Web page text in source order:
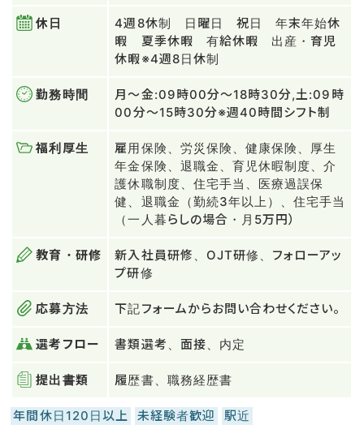
休日
4週8休制 日曜日 祝日 年末年始休
暇 夏季休暇 有給休暇 出産・育児
休暇※4週8日休制
勤務時間
月～金:09時00分～18時30分,土:09時
00分～15時30分※週40時間シフト制
福利厚生
雇用保険、労災保険、健康保険、厚生
年金保険、退職金、育児休暇制度、介
護休職制度、住宅手当、医療過誤保
健、退職金（勤続3年以上）、住宅手当
（一人暮らしの場合・月5万円）
教育・研修
新入社員研修、OJT研修、フォローアッ
プ研修
応募方法 下記フォームからお問い合わせください。
選考フロー 書類選考、面接、内定
提出書類 履歴書、職務経歴書
年間休日120日以上 未経験者歓迎
駅近